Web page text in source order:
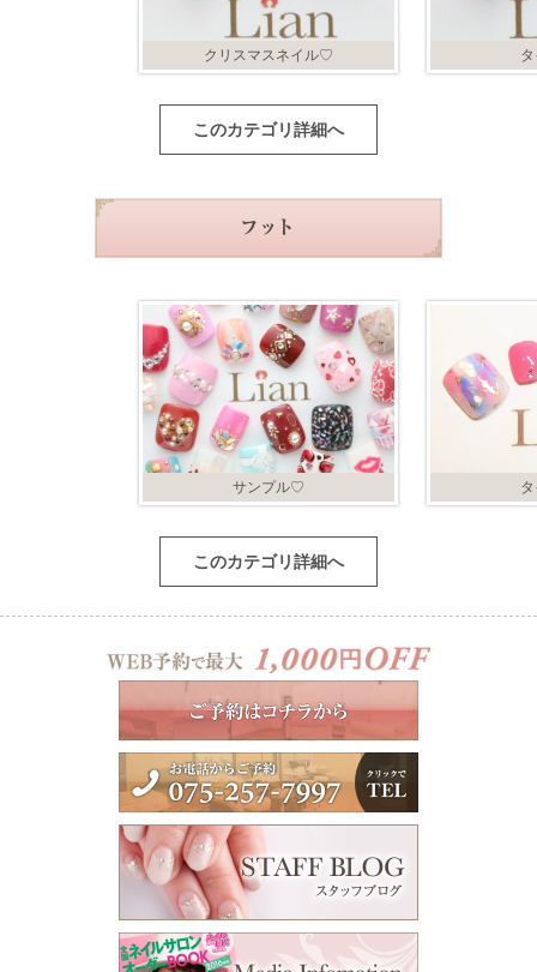
クリスマスネイル♡
このカテゴリ詳細へ
サンプル♡
このカテゴリ詳細へ